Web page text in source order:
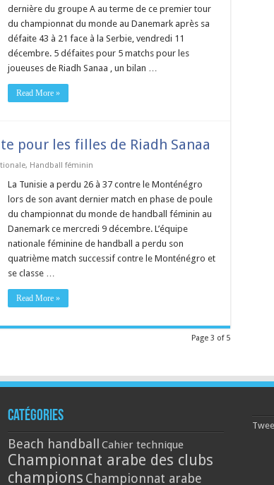
dernière du groupe A au terme de ce premier tour
du championnat du monde au Danemark après sa
défaite 43 à 21 face à la Serbie, vendredi 11
décembre. 5 défaites pour 5 matchs pour les
joueuses de Riadh Sanaa , un bilan …
Read More »
pour les filles de Riadh Sanaa
, Handball féminin
La Tunisie a perdu 26 à 37 contre le Monténégro
lors de son avant dernier match en phase de poule
du championnat du monde de handball féminin au
Danemark ce mercredi 9 décembre. L’équipe
nationale féminine de handball a perdu son
quatrième match successif contre le Monténégro et
se classe …
Read More »
Page 3 of 5
Catégories
Beach handball Cahier technique
Championnat arabe des clubs
champions Championnat arabe